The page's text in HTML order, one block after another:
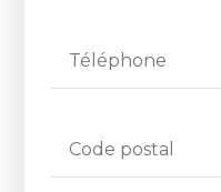
Téléphone
Code postal